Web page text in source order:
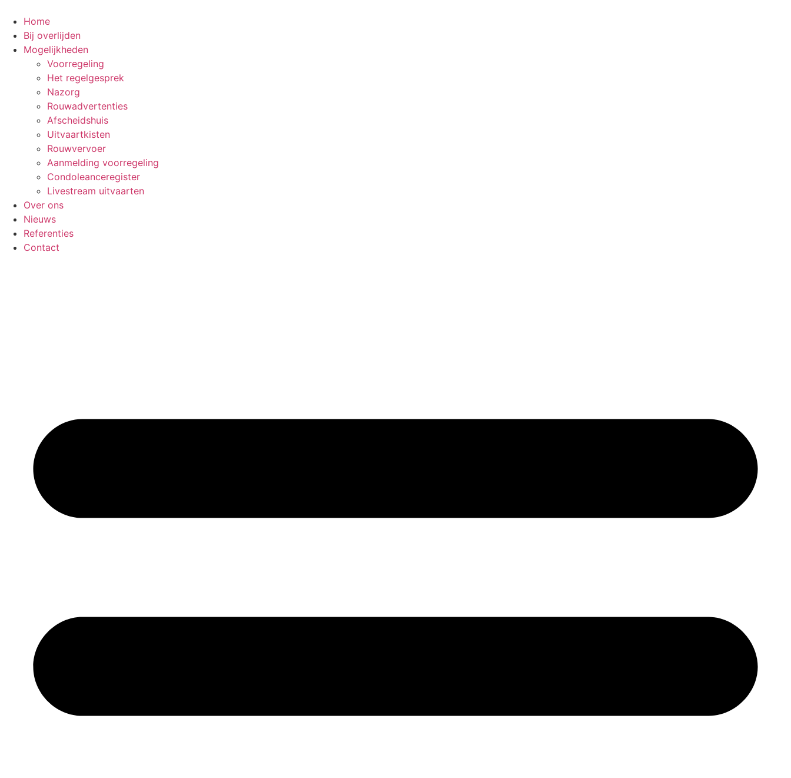
naar
inhoud
Home
Bij overlijden
Mogelijkheden
Voorregeling
Het regelgesprek
Nazorg
Rouwadvertenties
Afscheidshuis
Uitvaartkisten
Rouwvervoer
Aanmelding voorregeling
Condoleanceregister
Livestream uitvaarten
Over ons
Nieuws
Referenties
Contact